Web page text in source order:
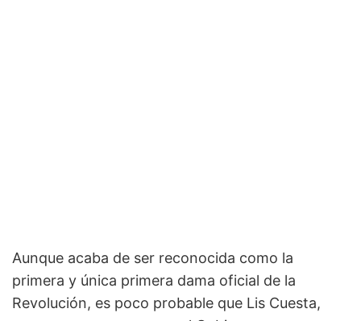
Aunque acaba de ser reconocida como la
primera y única primera dama oficial de la
Revolución, es poco probable que Lis Cuesta,